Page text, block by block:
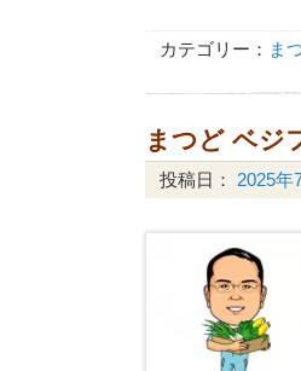
カテゴリー： ま
まつど ベジ
投稿日： 2025年